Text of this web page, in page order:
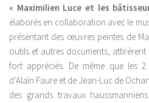
« Maximilien Luce et les
élaborés en collaboration avec le
présentant des œuvres peintes de
outils et autres documents,
fort appréciés. De même que les 2
d’Alain Faure et de Jean-Luc de
des grands travaux